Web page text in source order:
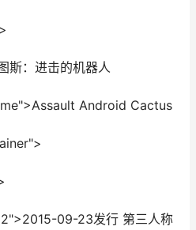
斯：进击的机器人
Android Cactus
09-23发行 第三人称